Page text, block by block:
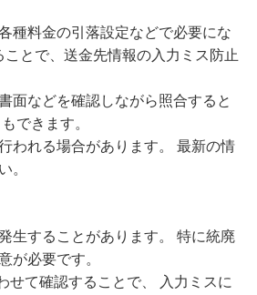
種料金の引落設定などで必要にな
とで、送金先情報の入力ミス防止
面などを確認しながら照合すると
できます。
われる場合があります。 最新の情
。
生することがあります。 特に統廃
が必要です。
せて確認することで、 入力ミスに